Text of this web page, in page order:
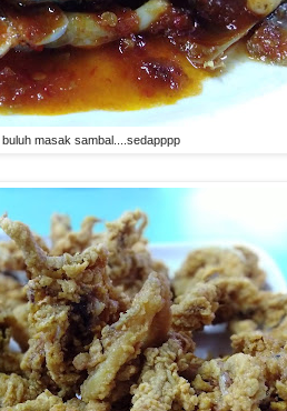
buluh masak sambal....sedapppp